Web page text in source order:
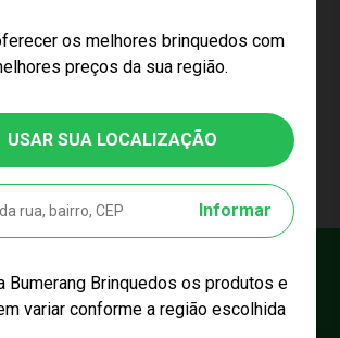
os melhores brinquedos com
preços da sua região.
USAR SUA LOCALIZAÇÃO
Informar
Bumerang Brinquedos os produtos e
variar conforme a região escolhida
MAIS PRODUTOS
seu e-mail
dentro das promoções e novidades da Bumerang!